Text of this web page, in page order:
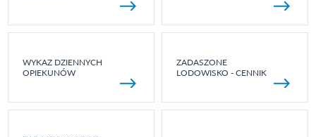
WYKAZ DZIENNYCH
OPIEKUNÓW
ZADASZONE
LODOWISKO - CENNIK